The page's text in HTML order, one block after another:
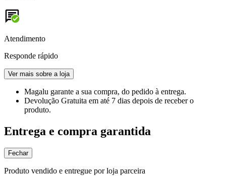
Atendimento
Responde rápido
Ver mais sobre a loja
Magalu garante a sua compra, do pedido à entrega.
Devolução Gratuita em até 7 dias depois de receber o
produto.
Entrega e compra garantida
Fechar
Produto vendido e entregue por loja parceira